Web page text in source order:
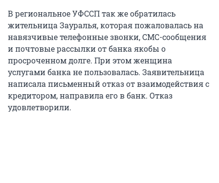
В региональное УФССП так же обратилась
жительница Зауралья, которая пожаловалась на
навязчивые телефонные звонки, СМС-сообщения
и почтовые рассылки от банка якобы о
просроченном долге. При этом женщина
услугами банка не пользовалась. Заявительница
написала письменный отказ от взаимодействия с
кредитором, направила его в банк. Отказ
удовлетворили.